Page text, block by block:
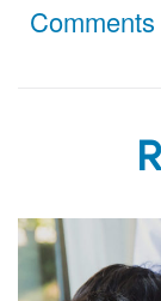
Comments